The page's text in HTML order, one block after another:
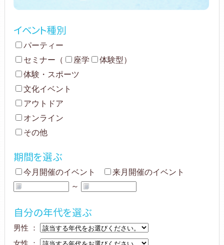
イベント種別
パーティー
セミナー （ 座学 体験型）
体験・スポーツ
文化イベント
アウトドア
オンライン
その他
期間を選ぶ
今月開催のイベント
来月開催のイベント
～
自分の年代を選ぶ
男性 ：
女性 ：